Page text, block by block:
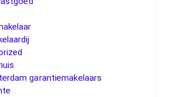
garantiemakelaars